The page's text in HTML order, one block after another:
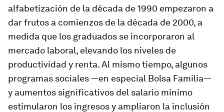
alfabetización de la década de 1990 empezaron a
dar frutos a comienzos de la década de 2000, a
medida que los graduados se incorporaron al
mercado laboral, elevando los niveles de
productividad y renta. Al mismo tiempo, algunos
programas sociales —en especial Bolsa Familia—
y aumentos significativos del salario mínimo
estimularon los ingresos y ampliaron la inclusión